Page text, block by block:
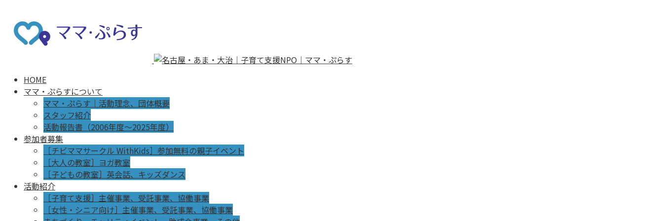
HOME
ママ・ぷらすについて
ママ・ぷらす｜活動理念、団体概要
スタッフ紹介
活動報告書（2006年度～2025年度）
参加者募集
［チビママサークル WithKids］参加無料の親子イベント
［大人の教室］ヨガ教室
［子どもの教室］英会話、キッズダンス
活動紹介
［子育て支援］主催事業、受託事業、協働事業
［女性・シニア向け］主催事業、受託事業、協働事業